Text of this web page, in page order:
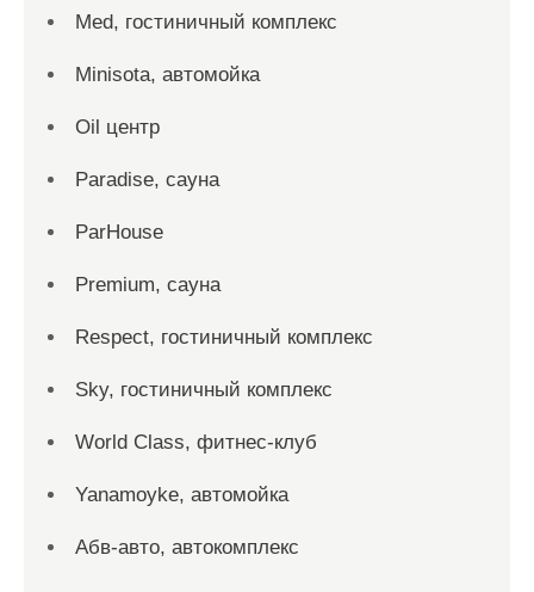
Med, гостиничный комплекс
Minisota, автомойка
Oil центр
Paradise, сауна
ParHouse
Premium, сауна
Respect, гостиничный комплекс
Sky, гостиничный комплекс
World Class, фитнес-клуб
Yanamoyke, автомойка
Абв-авто, автокомплекс